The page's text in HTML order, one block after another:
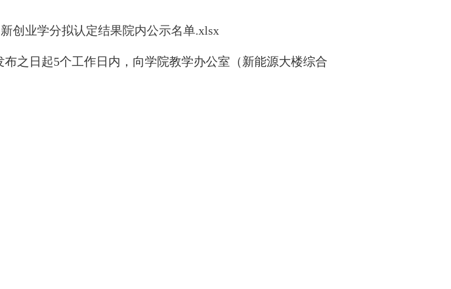
创业学分拟认定结果院内公示名单.xlsx
布之日起5个工作日内，向学院教学办公室（新能源大楼综合